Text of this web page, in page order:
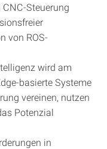
Steuerung
von ROS-
wird am
basierte Systeme
vereinen, nutzen
Potenzial
in